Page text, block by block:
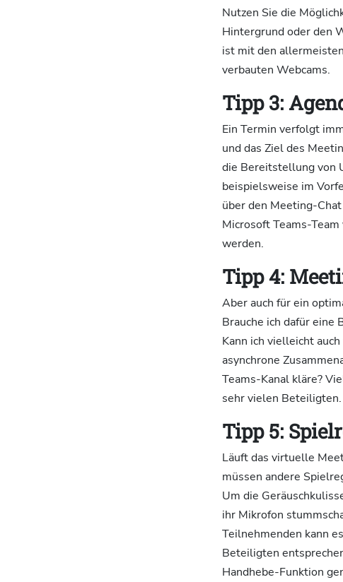
Nutzen Sie die
Hintergrund oder den
ist mit den
verbauten Webcams.
Tipp 3:
Ein Termin verfolgt
und das Ziel des
die Bereitstellung von
beispielsweise im
über den Meeting-
Microsoft Teams-
werden.
Tipp 4:
Aber auch für ein
Brauche ich dafür eine
Kann ich vielleicht
asynchrone
Teams-Kanal kläre?
sehr vielen Beteiligten.
Tipp 5:
Läuft das virtuelle
müssen andere
Um die
ihr Mikrofon
Teilnehmenden kann
Beteiligten
Handhebe-Funktion